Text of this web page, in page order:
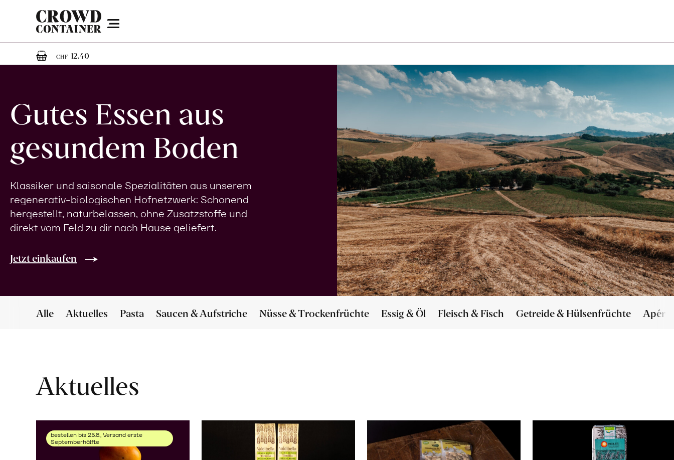
Menu
CHF 12.401 Artikel im Warenkorb
Gutes Essen aus
gesundem Boden
Klassiker und saisonale Spezialitäten aus unserem
regenerativ-biologischen Hofnetzwerk: Schonend
hergestellt, naturbelassen, ohne Zusatzstoffe und
direkt vom Feld zu dir nach Hause geliefert.
Jetzt einkaufen
Alle Aktuelles Pasta Saucen & Aufstriche Nüsse & Trockenfrüchte Essig & Öl Fleisch & Fisch Getreide & Hülsenfrüchte Apéro
Aktuelles
bestellen bis 25.8., Versand erste
Septemberhälfte